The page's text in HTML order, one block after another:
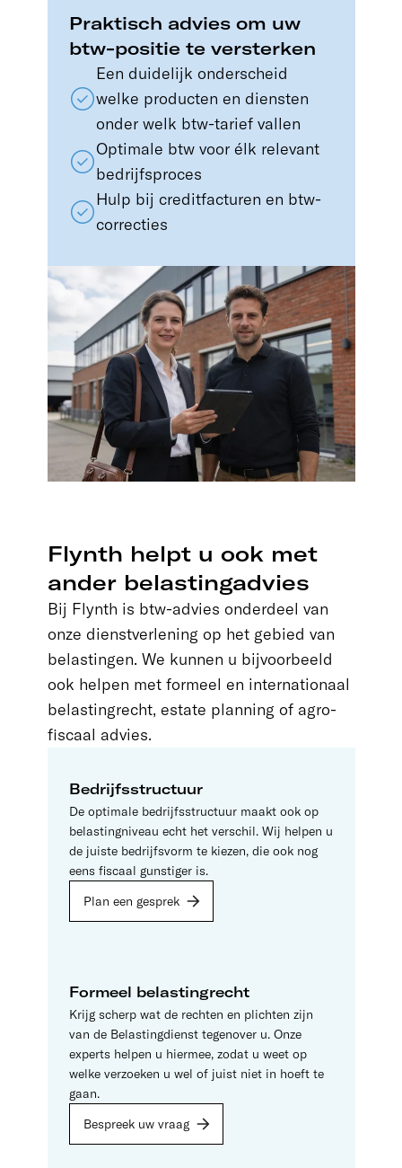
Praktisch advies om uw
btw-positie te versterken
Een duidelijk onderscheid
welke producten en diensten
onder welk btw-tarief vallen
Optimale btw voor élk relevant
bedrijfsproces
Hulp bij creditfacturen en btw-
correcties
Flynth helpt u ook met
ander belastingadvies
Bij Flynth is btw-advies onderdeel van
onze dienstverlening op het gebied van
belastingen. We kunnen u bijvoorbeeld
ook helpen met formeel en internationaal
belastingrecht, estate planning of agro-
fiscaal advies.
Bedrijfsstructuur
De optimale bedrijfsstructuur maakt ook op
belastingniveau echt het verschil. Wij helpen u
de juiste bedrijfsvorm te kiezen, die ook nog
eens fiscaal gunstiger is.
Plan een gesprek
Formeel belastingrecht
Krijg scherp wat de rechten en plichten zijn
van de Belastingdienst tegenover u. Onze
experts helpen u hiermee, zodat u weet op
welke verzoeken u wel of juist niet in hoeft te
gaan.
Bespreek uw vraag